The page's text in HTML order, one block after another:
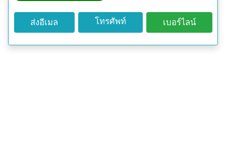
ส่งอีเมล โทรศัพท์ เบอร์ไลน์